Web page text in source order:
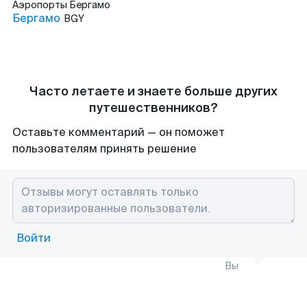
Аэропорты Бергамо
Бергамо BGY
Часто летаете и знаете больше других
путешественников?
Оставьте комментарий — он поможет
пользователям принять решение
Войти
Вы